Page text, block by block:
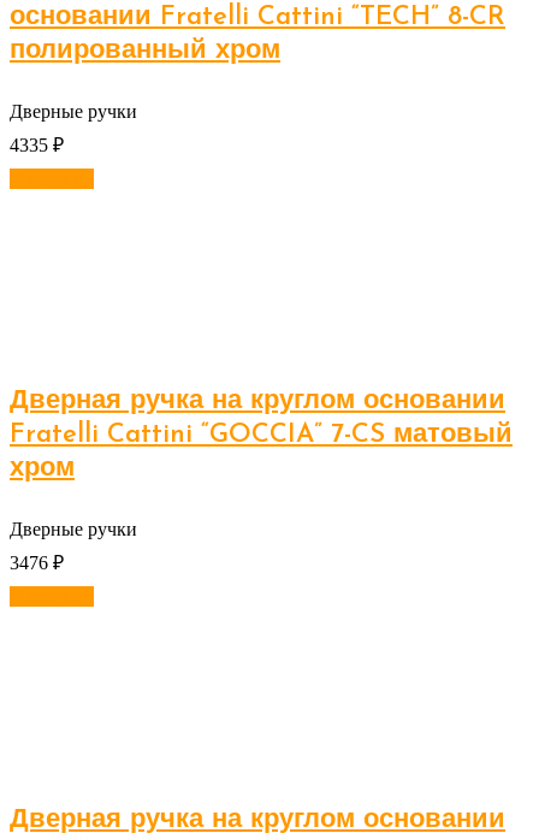
основании Fratelli Cattini “TECH” 8-CR
полированный хром
Дверные ручки
4335 ₽
Дверная ручка на круглом основании
Fratelli Cattini “GOCCIA” 7-CS матовый
хром
Дверные ручки
3476 ₽
Дверная ручка на круглом основании